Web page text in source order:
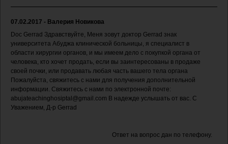
07.02.2017 - Валерия Новикова
Doc Gerrad Здравствуйте, Меня зовут доктор Gerrad знак
университета Абуджа клинической больницы, я специалист в
области хирургии органов, и мы имеем дело с покупкой органа от
человека, кто хочет продать, если вы заинтересованы в продаже
своей почки, или продавать любая часть вашего тела органа
Пожалуйста, свяжитесь с нами для получения дополнительной
информации. Свяжитесь с нами по электронной почте:
abujateachinghosiptal@gmail.com В надежде услышать от вас. С
Уважением, Д-р Gerrad
Ответ на вопрос дан по телефону.